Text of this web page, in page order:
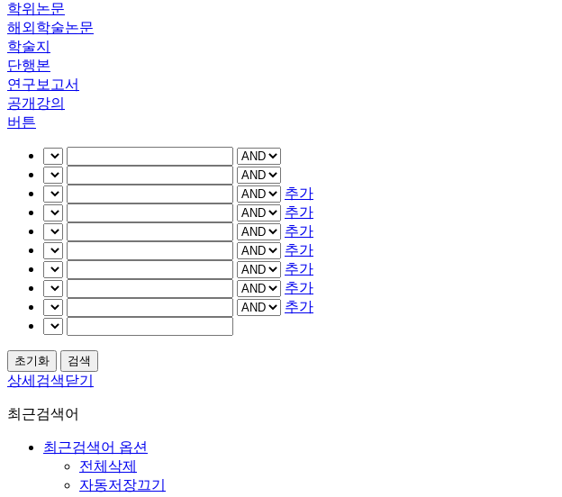
학위논문
해외학술논문
학술지
단행본
연구보고서
공개강의
버튼
추가
추가
추가
추가
추가
추가
추가
상세검색닫기
최근검색어
최근검색어 옵션
전체삭제
자동저장끄기